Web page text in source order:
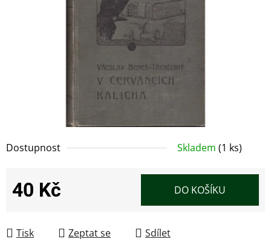
Dostupnost Skladem (1 ks)
40 Kč DO KOŠÍKU
Tisk Zeptat se Sdílet